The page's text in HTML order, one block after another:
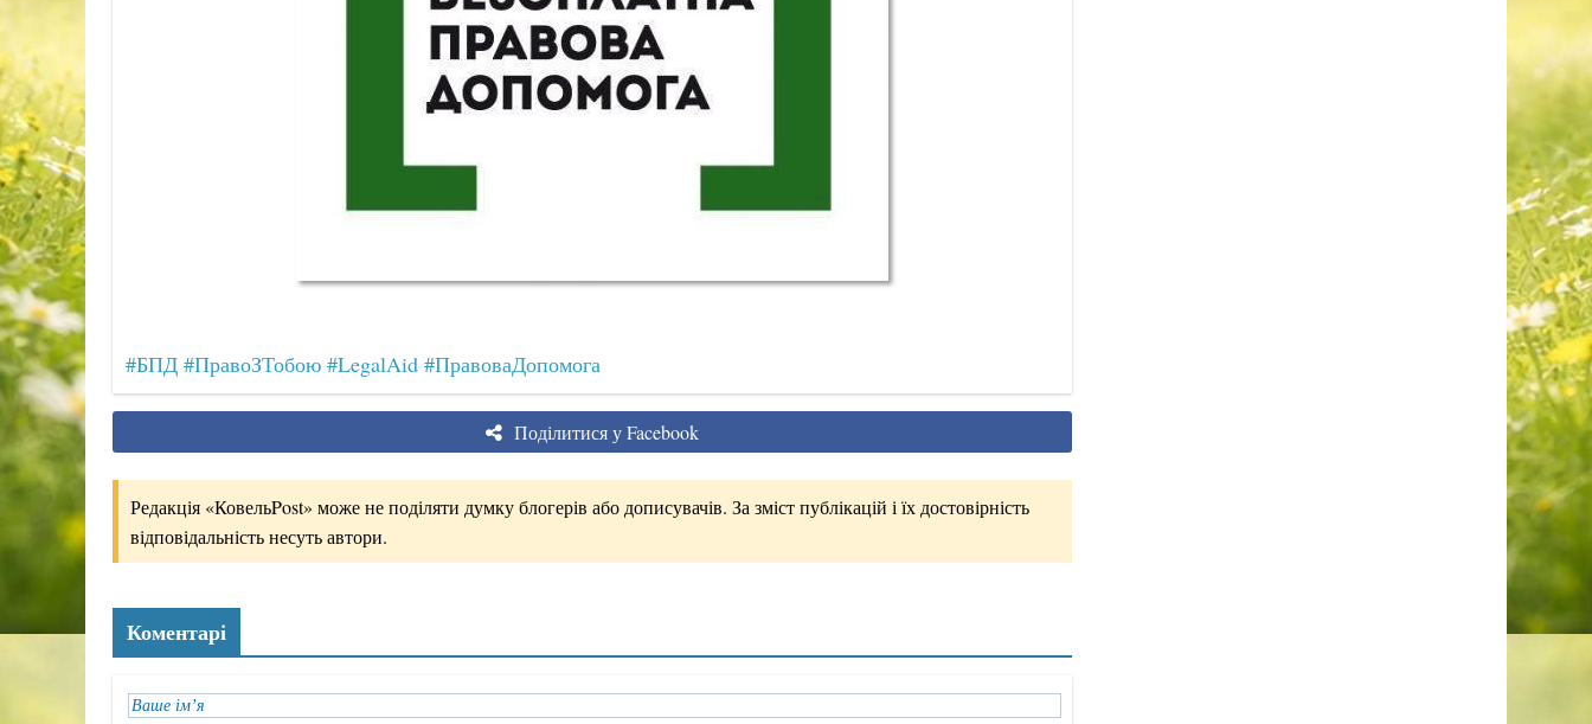
#БПД #ПравоЗТобою #LegalAid #ПравоваДопомога
Поділитися у Facebook
Редакція «КовельPost» може не поділяти думку блогерів або дописувачів. За зміст публікацій і їх достовірність
відповідальність несуть автори.
Коментарі